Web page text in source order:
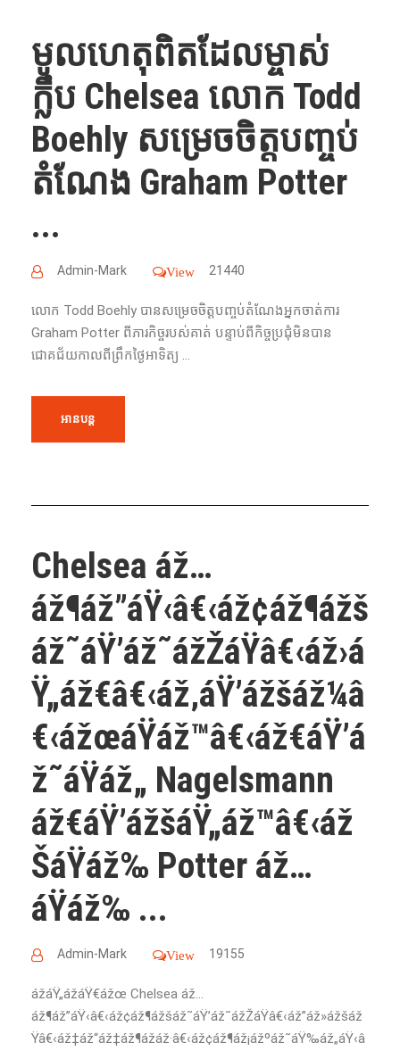
មូលហេតុពិតដែលម្ចាស់
ក្លឹប Chelsea លោក Todd
Boehly សម្រេចចិត្តបញ្ចប់
តំណែង Graham Potter
...
Admin-Mark View 21440
លោក Todd Boehly បានសម្រេចចិត្តបញ្ចប់តំណែងអ្នកចាត់ការ
Graham Potter ពីភារកិច្ចរបស់គាត់ បន្ទាប់ពីកិច្ចប្រជុំមិនបាន
ជោគជ័យកាលពីព្រឹកថ្ងៃអាទិត្យ ...
អានបន្ត
Chelsea áž…
áž¶áž”áŸ‹â€‹áž¢áž¶ážš
áž˜áŸ’áž˜ážŽáŸâ€‹áž›á
Ÿ„áž€â€‹áž‚áŸ’ážšáž¼â
€‹ážœáŸáž™â€‹áž€áŸ’á
ž˜áŸáž„ Nagelsmann
áž€áŸ’ážšáŸ„áž™â€‹áž
ŠáŸáž‰ Potter áž…
áŸáž‰ ...
Admin-Mark View 19155
ážáŸ„ážáŸ€ážœ Chelsea áž…
áž¶áž”áŸ‹â€‹áž¢áž¶ážšáž˜áŸ’áž˜ážŽáŸâ€‹áž”áž»ážšáž
Ÿâ€‹áž‡áž“áž‡áž¶ážáž·â€‹áž¢áž¶áž¡ážºáž˜áŸ‰áž„áŸ‹â